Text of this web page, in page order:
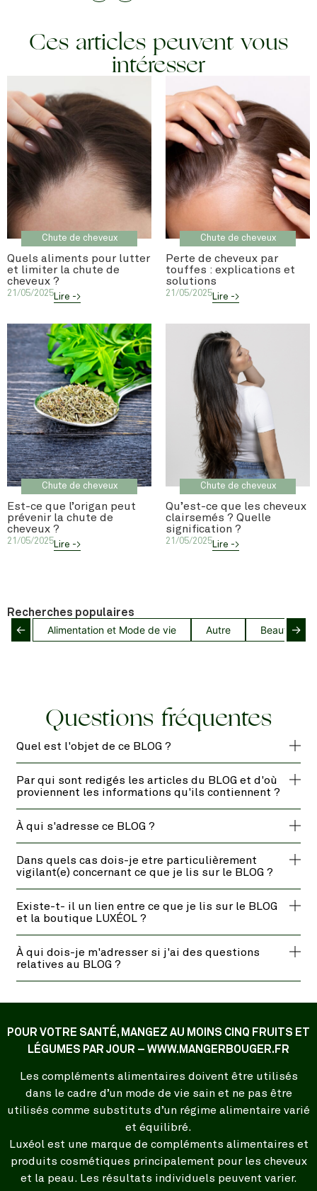
Ces articles peuvent vous
intéresser
Chute de cheveux
Quels aliments pour lutter
et limiter la chute de
cheveux ?
21/05/2025Lire ->
Chute de cheveux
Perte de cheveux par
touffes : explications et
solutions
21/05/2025Lire ->
Chute de cheveux
Est-ce que l’origan peut
prévenir la chute de
cheveux ?
21/05/2025Lire ->
Chute de cheveux
Qu’est-ce que les cheveux
clairsemés ? Quelle
signification ?
21/05/2025Lire ->
Recherches populaires
← Alimentation et Mode de vie Autre Beauté→
Questions fréquentes
Quel est l'objet de ce BLOG ?
Par qui sont redigés les articles du BLOG et d'où
proviennent les informations qu'ils contiennent ?
À qui s'adresse ce BLOG ?
Dans quels cas dois-je etre particulièrement
vigilant(e) concernant ce que je lis sur le BLOG ?
Existe-t- il un lien entre ce que je lis sur le BLOG
et la boutique LUXÉOL ?
À qui dois-je m'adresser si j'ai des questions
relatives au BLOG ?
POUR VOTRE SANTÉ, MANGEZ AU MOINS CINQ FRUITS ET
LÉGUMES PAR JOUR – WWW.MANGERBOUGER.FR
Les compléments alimentaires doivent être utilisés
dans le cadre d’un mode de vie sain et ne pas être
utilisés comme substituts d’un régime alimentaire varié
et équilibré.
Luxéol est une marque de compléments alimentaires et
produits cosmétiques principalement pour les cheveux
et la peau. Les résultats individuels peuvent varier.